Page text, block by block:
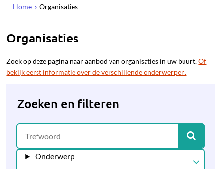
Home Organisaties
Organisaties
Zoek op deze pagina naar aanbod van organisaties in uw buurt.Of
bekijk eerst informatie over de verschillende onderwerpen.
Zoeken en filteren
Onderwerp